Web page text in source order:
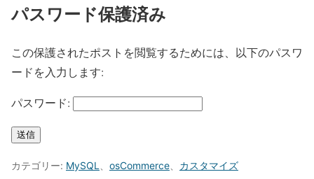
パスワード保護済み
この保護されたポストを閲覧するためには、以下のパスワ
ードを入力します:
パスワード:
送信
カテゴリー: MySQL osCommerce カスタマイズ